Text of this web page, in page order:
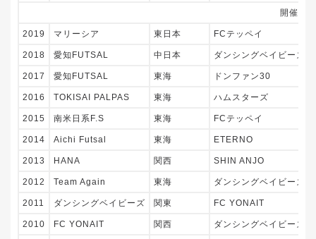
開催なし
2019 マリーシア 東日本 FCテッペイ
2018 愛知FUTSAL 中日本 ダンシングベイビーズ
2017 愛知FUTSAL 東海 ドンファン30
2016 TOKISAI PALPAS 東海 ハムスターズ
2015 南米日系F.S 東海 FCテッペイ
2014 Aichi Futsal 東海 ETERNO
2013 HANA 関西 SHIN ANJO
2012 Team Again 東海 ダンシングベイビーズ
2011 ダンシングベイビーズ 関東 FC YONAIT
2010 FC YONAIT 関西 ダンシングベイビーズ